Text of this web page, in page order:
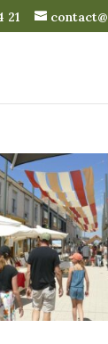
21